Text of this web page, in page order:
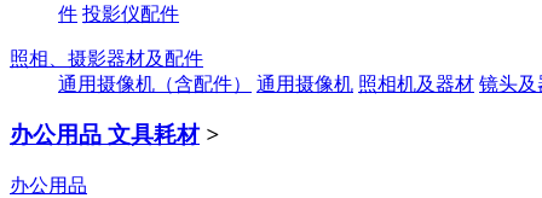
件 投影仪配件
照相、摄影器材及配件
通用摄像机（含配件）
通用摄像机 照相机及器材 镜头及
办公用品 文具耗材 >
办公用品